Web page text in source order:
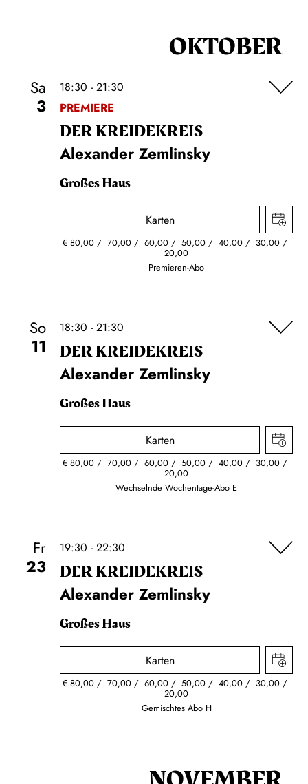
OKTOBER
Sa
3
18:30 - 21:30
PREMIERE
DER KREIDE­KREIS
Alexander Zemlinsky
Großes Haus
Karten
€80,00 70,00 60,00 50,00 40,00 30,00
20,00
Premieren-Abo
So
11
18:30 - 21:30
DER KREIDE­KREIS
Alexander Zemlinsky
Großes Haus
Karten
€80,00 70,00 60,00 50,00 40,00 30,00
20,00
Wechselnde Wochentage-Abo E
Fr
23
19:30 - 22:30
DER KREIDE­KREIS
Alexander Zemlinsky
Großes Haus
Karten
€80,00 70,00 60,00 50,00 40,00 30,00
20,00
Gemischtes Abo H